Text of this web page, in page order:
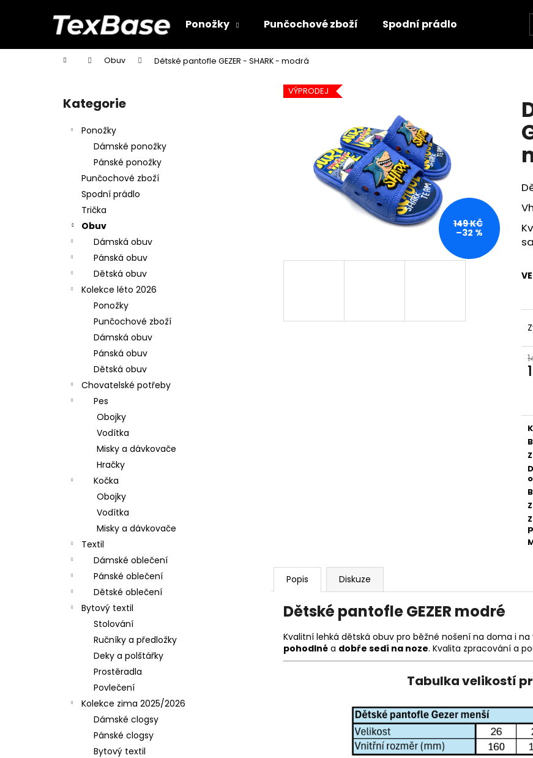
Ponožky Punčochové zboží Spodní prádlo
Domů Obuv Dětské pantofle GEZER - SHARK - modrá
Přeskočit
kategorie
Kategorie
Ponožky
Dámské ponožky
Pánské ponožky
Punčochové zboží
Spodní prádlo
Trička
Obuv
Dámská obuv
Pánská obuv
Dětská obuv
Kolekce léto 2026
Ponožky
Punčochové zboží
Dámská obuv
Pánská obuv
Dětská obuv
Chovatelské potřeby
Pes
Obojky
Vodítka
Misky a dávkovače
Hračky
Kočka
Obojky
Vodítka
Misky a dávkovače
Textil
Dámské oblečení
Pánské oblečení
Dětské oblečení
Bytový textil
Stolování
Ručníky a předložky
Deky a polštářky
Prostěradla
Povlečení
Kolekce zima 2025/2026
Dámské clogsy
Pánské clogsy
Bytový textil
VÝPRODEJ
149 KČ
–32 %
Popis Diskuze
Dětské pantofle GEZER modré
Kvalitní lehká dětská obuv pro běžné nošení na doma i
pohodlné a dobře sedí na noze. Kvalita zpracování a
Tabulka velikostí
í
Zpět
do
Zpět
do
Co potřebujete najít?
Doporučujeme